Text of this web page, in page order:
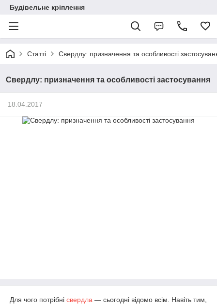
Будівельне кріплення
Статті Свердлу: призначення та особливості
Свердлу: призначення та особливості застосування
18.04.2017
Для чого потрібні свердла — сьогодні відомо всім. Навіть тим,